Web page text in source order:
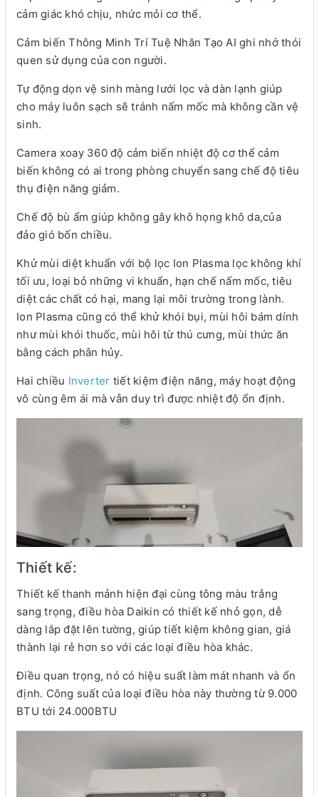
cảm giác khó chịu, nhức mỏi cơ thể.
Cảm biến Thông Minh Trí Tuệ Nhân Tạo AI ghi nhớ thói
quen sử dụng của con người.
Tự động dọn vệ sinh màng lưới lọc và dàn lạnh giúp
cho máy luôn sạch sẽ tránh nấm mốc mà không cần vệ
sinh.
Camera xoay 360 độ cảm biến nhiệt độ cơ thể cảm
biến không có ai trong phòng chuyển sang chế độ tiêu
thụ điện năng giảm.
Chế độ bù ẩm giúp không gây khô họng khô da,của
đảo gió bốn chiều.
Khử mùi diệt khuẩn với bộ lọc Ion Plasma lọc không khí
tối ưu, loại bỏ những vi khuẩn, hạn chế nấm mốc, tiêu
diệt các chất có hại, mang lại môi trường trong lành.
Ion Plasma cũng có thể khử khói bụi, mùi hôi bám dính
như mùi khói thuốc, mùi hôi từ thú cưng, mùi thức ăn
bằng cách phân hủy.
Hai chiều Inverter tiết kiệm điện năng, máy hoạt động
vô cùng êm ái mà vẫn duy trì được nhiệt độ ổn định.
Thiết kế:
Thiết kế thanh mảnh hiện đại cùng tông màu trắng
sang trọng, điều hòa Daikin có thiết kế nhỏ gọn, dễ
dàng lắp đặt lên tường, giúp tiết kiệm không gian, giá
thành lại rẻ hơn so với các loại điều hòa khác.
Điều quan trọng, nó có hiệu suất làm mát nhanh và ổn
định. Công suất của loại điều hòa này thường từ 9.000
BTU tới 24.000BTU